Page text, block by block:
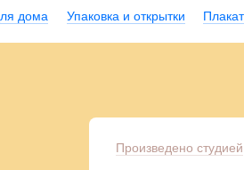
дома Упаковка и открытки
Произведено студией